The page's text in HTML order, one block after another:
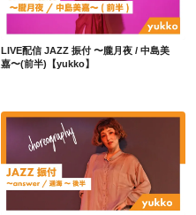
LIVE配信 JAZZ 振付 〜朧月夜 / 中島美
嘉〜(前半)【yukko】